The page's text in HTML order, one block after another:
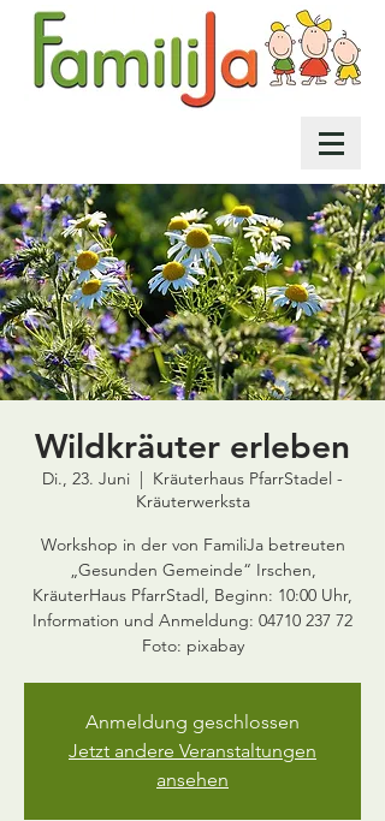
Wildkräuter erleben
Di., 23. Juni
  |
Kräuterhaus PfarrStadel -
Kräuterwerksta
Workshop in der von FamiliJa betreuten
„Gesunden Gemeinde“ Irschen,
KräuterHaus PfarrStadl, Beginn: 10:00 Uhr,
Information und Anmeldung: 04710 237 72
Foto: pixabay
Anmeldung geschlossen
Jetzt andere Veranstaltungen
ansehen